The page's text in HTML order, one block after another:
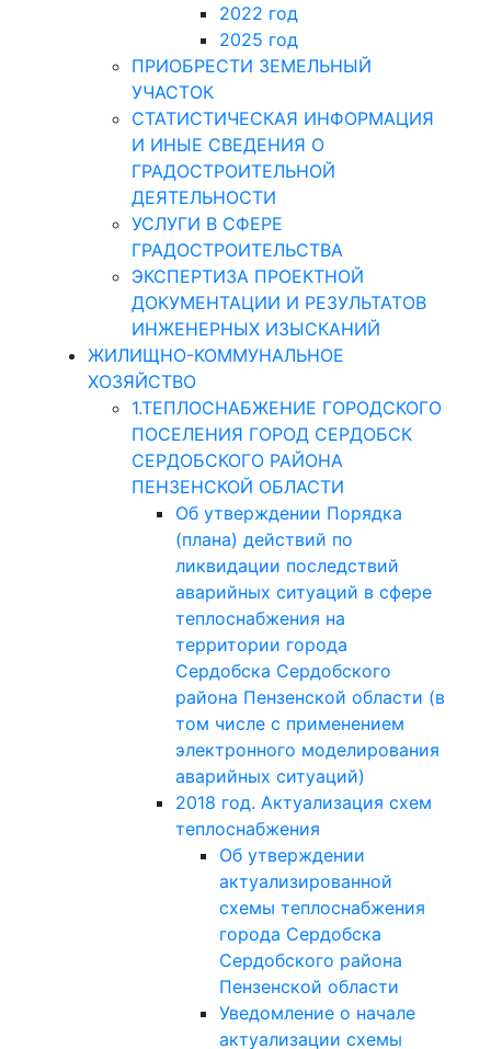
2022 год
2025 год
ПРИОБРЕСТИ ЗЕМЕЛЬНЫЙ
УЧАСТОК
СТАТИСТИЧЕСКАЯ ИНФОРМАЦИЯ
И ИНЫЕ СВЕДЕНИЯ О
ГРАДОСТРОИТЕЛЬНОЙ
ДЕЯТЕЛЬНОСТИ
УСЛУГИ В СФЕРЕ
ГРАДОСТРОИТЕЛЬСТВА
ЭКСПЕРТИЗА ПРОЕКТНОЙ
ДОКУМЕНТАЦИИ И РЕЗУЛЬТАТОВ
ИНЖЕНЕРНЫХ ИЗЫСКАНИЙ
ЖИЛИЩНО-КОММУНАЛЬНОЕ
ХОЗЯЙСТВО
1.ТЕПЛОСНАБЖЕНИЕ ГОРОДСКОГО
ПОСЕЛЕНИЯ ГОРОД СЕРДОБСК
СЕРДОБСКОГО РАЙОНА
ПЕНЗЕНСКОЙ ОБЛАСТИ
Об утверждении Порядка
(плана) действий по
ликвидации последствий
аварийных ситуаций в сфере
теплоснабжения на
территории города
Сердобска Сердобского
района Пензенской области (в
том числе с применением
электронного моделирования
аварийных ситуаций)
2018 год. Актуализация схем
теплоснабжения
Об утверждении
актуализированной
схемы теплоснабжения
города Сердобска
Сердобского района
Пензенской области
Уведомление о начале
актуализации схемы